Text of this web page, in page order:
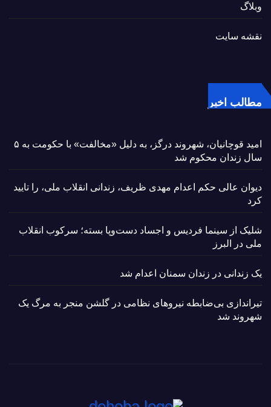
وبلاگ
نقشه سایت
مطالب اخیر
امید قوچانیان، شهروند درگز، به دلیل «مخالفت» با حکومت به ۵
سال زندان محکوم شد
دیوان عالی حکم اعدام مهدی ظریف، زندانی انقلاب ملی، را تایید
کرد
شلیک از سینما فردیس و اجساد دست‌وپا بسته؛ سرکوب انقلاب
ملی در البرز
یک زندانی در زندان سمنان اعدام شد
تیراندازی بی‌ضابطه نیروهای نظامی در گلشن منجر به مرگ یک
شهروند شد